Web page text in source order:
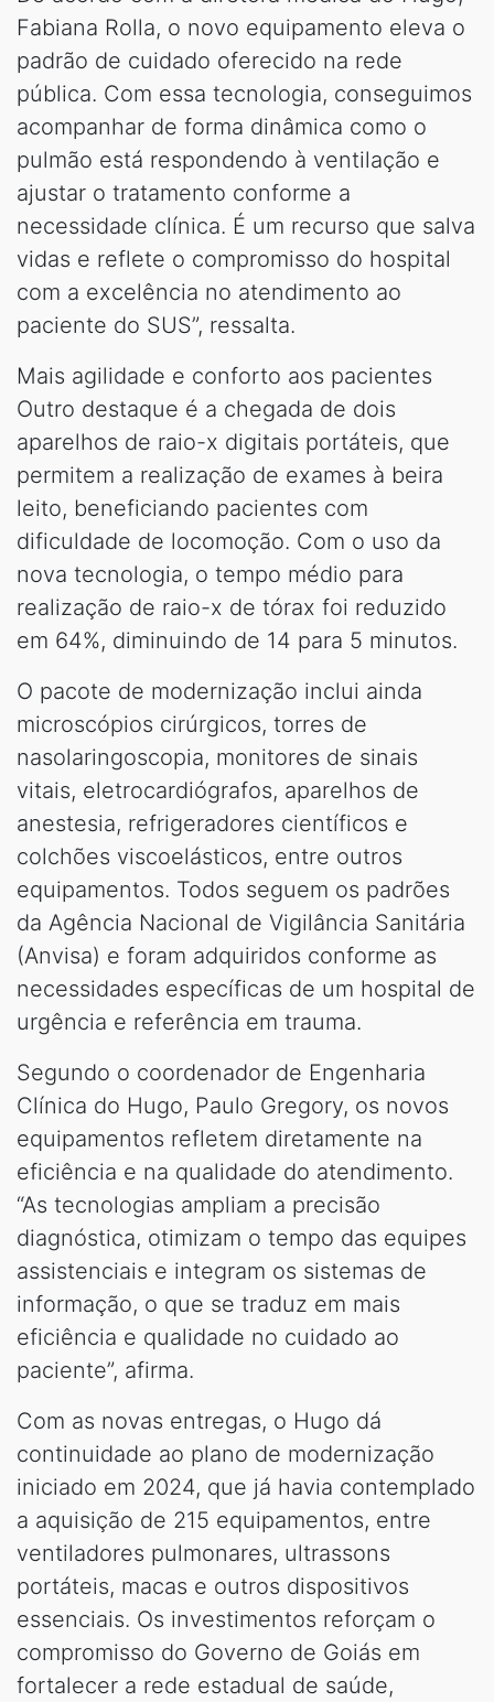
Fabiana Rolla, o novo equipamento eleva o
padrão de cuidado oferecido na rede
pública. Com essa tecnologia, conseguimos
acompanhar de forma dinâmica como o
pulmão está respondendo à ventilação e
ajustar o tratamento conforme a
necessidade clínica. É um recurso que salva
vidas e reflete o compromisso do hospital
com a excelência no atendimento ao
paciente do SUS”, ressalta.
Mais agilidade e conforto aos pacientes
Outro destaque é a chegada de dois
aparelhos de raio-x digitais portáteis, que
permitem a realização de exames à beira
leito, beneficiando pacientes com
dificuldade de locomoção. Com o uso da
nova tecnologia, o tempo médio para
realização de raio-x de tórax foi reduzido
em 64%, diminuindo de 14 para 5 minutos.
O pacote de modernização inclui ainda
microscópios cirúrgicos, torres de
nasolaringoscopia, monitores de sinais
vitais, eletrocardiógrafos, aparelhos de
anestesia, refrigeradores científicos e
colchões viscoelásticos, entre outros
equipamentos. Todos seguem os padrões
da Agência Nacional de Vigilância Sanitária
(Anvisa) e foram adquiridos conforme as
necessidades específicas de um hospital de
urgência e referência em trauma.
Segundo o coordenador de Engenharia
Clínica do Hugo, Paulo Gregory, os novos
equipamentos refletem diretamente na
eficiência e na qualidade do atendimento.
“As tecnologias ampliam a precisão
diagnóstica, otimizam o tempo das equipes
assistenciais e integram os sistemas de
informação, o que se traduz em mais
eficiência e qualidade no cuidado ao
paciente”, afirma.
Com as novas entregas, o Hugo dá
continuidade ao plano de modernização
iniciado em 2024, que já havia contemplado
a aquisição de 215 equipamentos, entre
ventiladores pulmonares, ultrassons
portáteis, macas e outros dispositivos
essenciais. Os investimentos reforçam o
compromisso do Governo de Goiás em
fortalecer a rede estadual de saúde,